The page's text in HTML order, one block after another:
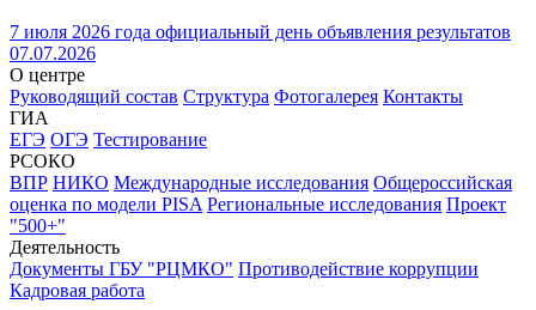
7 июля 2026 года официальный день объявления результатов
07.07.2026
О центре
Руководящий состав Структура Фотогалерея Контакты
ГИА
ЕГЭ ОГЭ Тестирование
РСОКО
ВПР НИКО Международные исследования Общероссийская
оценка по модели PISA Региональные исследования Проект
"500+"
Деятельность
Документы ГБУ "РЦМКО" Противодействие коррупции
Кадровая работа